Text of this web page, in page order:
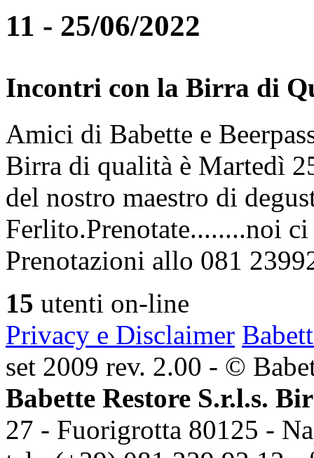
11 - 25/06/2022
Incontri con la Birra di
Amici di Babette e
Birra di qualità è Martedì
del nostro maestro di
Ferlito.Prenotate........noi
Prenotazioni allo 081
15 utenti on-line
Privacy e Disclaimer
set 2009 rev. 2.00 - ©
Babette Restore S.r.l.s.
27 - Fuorigrotta 80125 -